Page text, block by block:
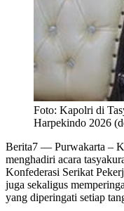
Foto: Kapolri di
Harpekindo 2026
Berita7 — Purwakarta –
menghadiri acara
Konfederasi Serikat
juga sekaligus
yang diperingati setiap